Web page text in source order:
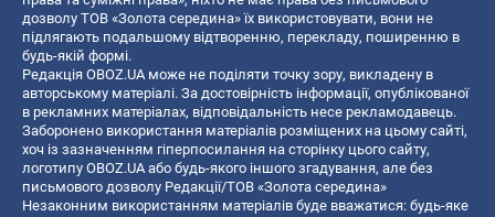
дозволу ТОВ «Золота середина» їх використовувати, вони не
підлягають подальшому відтворенню, перекладу, поширенню в
будь-якій формі.
Редакція OBOZ.UA може не поділяти точку зору, викладену в
авторському матеріалі. За достовірність інформації, опублікованої
в рекламних матеріалах, відповідальність несе рекламодавець.
Заборонено використання матеріалів розміщених на цьому сайті,
хоч із зазначенням гіперпосилання на сторінку цього сайту,
логотипу OBOZ.UA або будь-якого іншого згадування, але без
письмового дозволу Редакції/ТОВ «Золота середина»
Незаконним використанням матеріалів буде вважатися: будь-яке